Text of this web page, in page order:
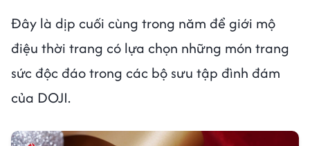
Đây là dịp cuối cùng trong năm để giới mộ
điệu thời trang có lựa chọn những món trang
sức độc đáo trong các bộ sưu tập đình đám
của DOJI.